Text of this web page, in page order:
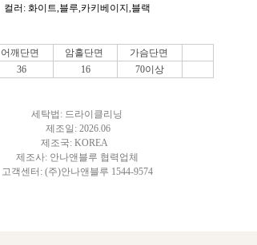
컬러: 화이트,블루,카키베이지,블랙
어깨단면 암홀단면
가슴단면
36 16 70이상
세탁법: 드라이클리닝
제조일: 2026.06
제조국: KOREA
제조사: 안나앤블루 협력업체
고객센터: (주)안나앤블루 1544-9574